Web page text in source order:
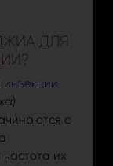
ДЛЯ
инъекции
с
их